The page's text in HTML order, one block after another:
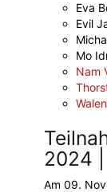
Eva
Evil
Mo
Nam
2024
Am 09.